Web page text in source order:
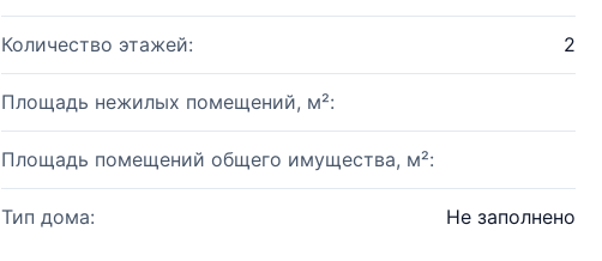
Количество этажей: 2
Площадь нежилых помещений, м²:
Площадь помещений общего имущества, м²:
Тип дома: Не заполнено